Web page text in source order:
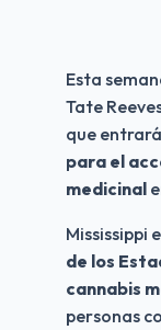
Esta
Tate
que
para el
medicinal
Mississippi
de los
cannabis
personas